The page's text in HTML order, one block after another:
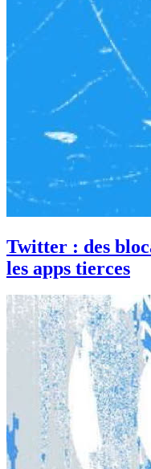
Twitter : des
les apps tierces